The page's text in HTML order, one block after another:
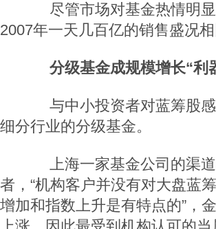
尽管市场对基金热情明显
2007年一天几百亿的销售盛况
分级基金成规模增长“利
与中小投资者对蓝筹股感
细分行业的分级基金。
上海一家基金公司的渠道
者，“机构客户并没有对大盘蓝
增加和指数上升是有特点的”，